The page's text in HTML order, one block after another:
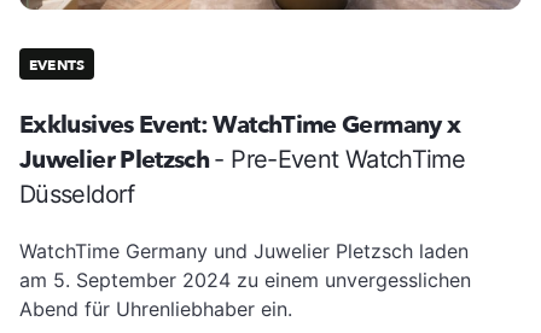
EVENTS
Exklusives Event: WatchTime Germany x
Juwelier Pletzsch- Pre-Event WatchTime
Düsseldorf
WatchTime Germany und Juwelier Pletzsch laden
am 5. September 2024 zu einem unvergesslichen
Abend für Uhrenliebhaber ein.